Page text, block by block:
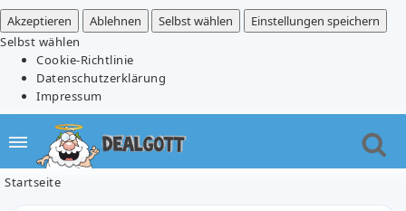
Akzeptieren
Ablehnen Selbst wählen
Einstellungen speichern
Selbst wählen
Cookie-Richtlinie
Datenschutzerklärung
Impressum
Startseite